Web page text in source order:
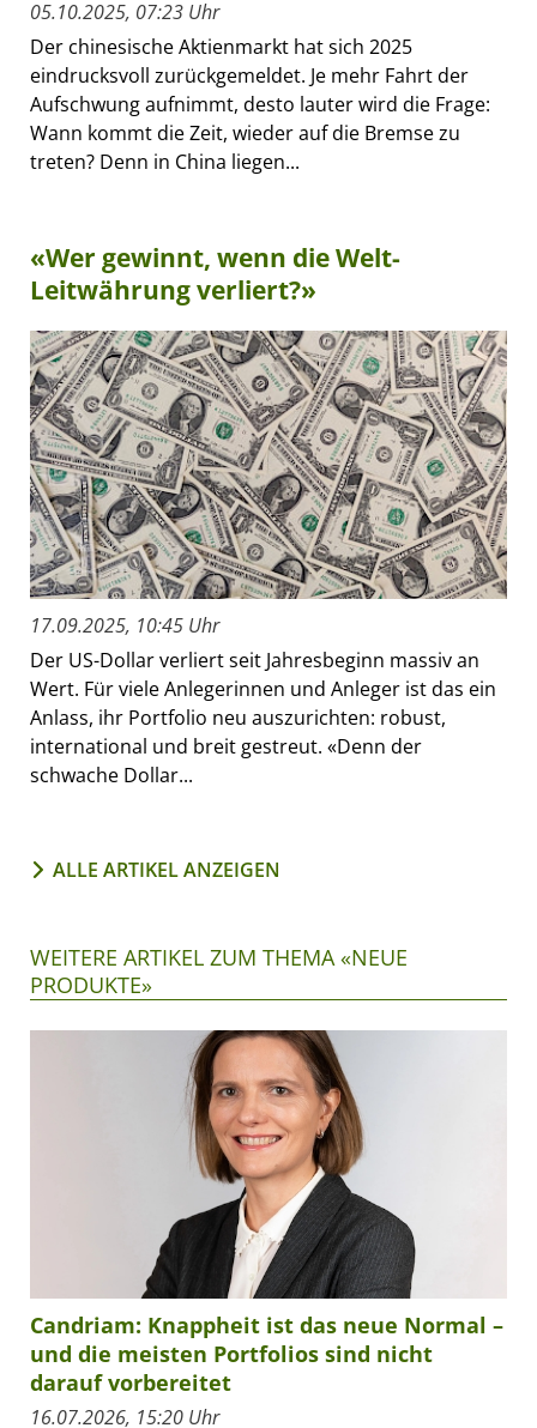
05.10.2025, 07:23 Uhr
Der chinesische Aktienmarkt hat sich 2025
eindrucksvoll zurückgemeldet. Je mehr Fahrt der
Aufschwung aufnimmt, desto lauter wird die Frage:
Wann kommt die Zeit, wieder auf die Bremse zu
treten? Denn in China liegen...
«Wer gewinnt, wenn die Welt-
Leitwährung verliert?»
17.09.2025, 10:45 Uhr
Der US-Dollar verliert seit Jahresbeginn massiv an
Wert. Für viele Anlegerinnen und Anleger ist das ein
Anlass, ihr Portfolio neu auszurichten: robust,
international und breit gestreut. «Denn der
schwache Dollar...
ALLE ARTIKEL ANZEIGEN
WEITERE ARTIKEL ZUM THEMA «NEUE
PRODUKTE»
Candriam: Knappheit ist das neue Normal –
und die meisten Portfolios sind nicht
darauf vorbereitet
16.07.2026, 15:20 Uhr